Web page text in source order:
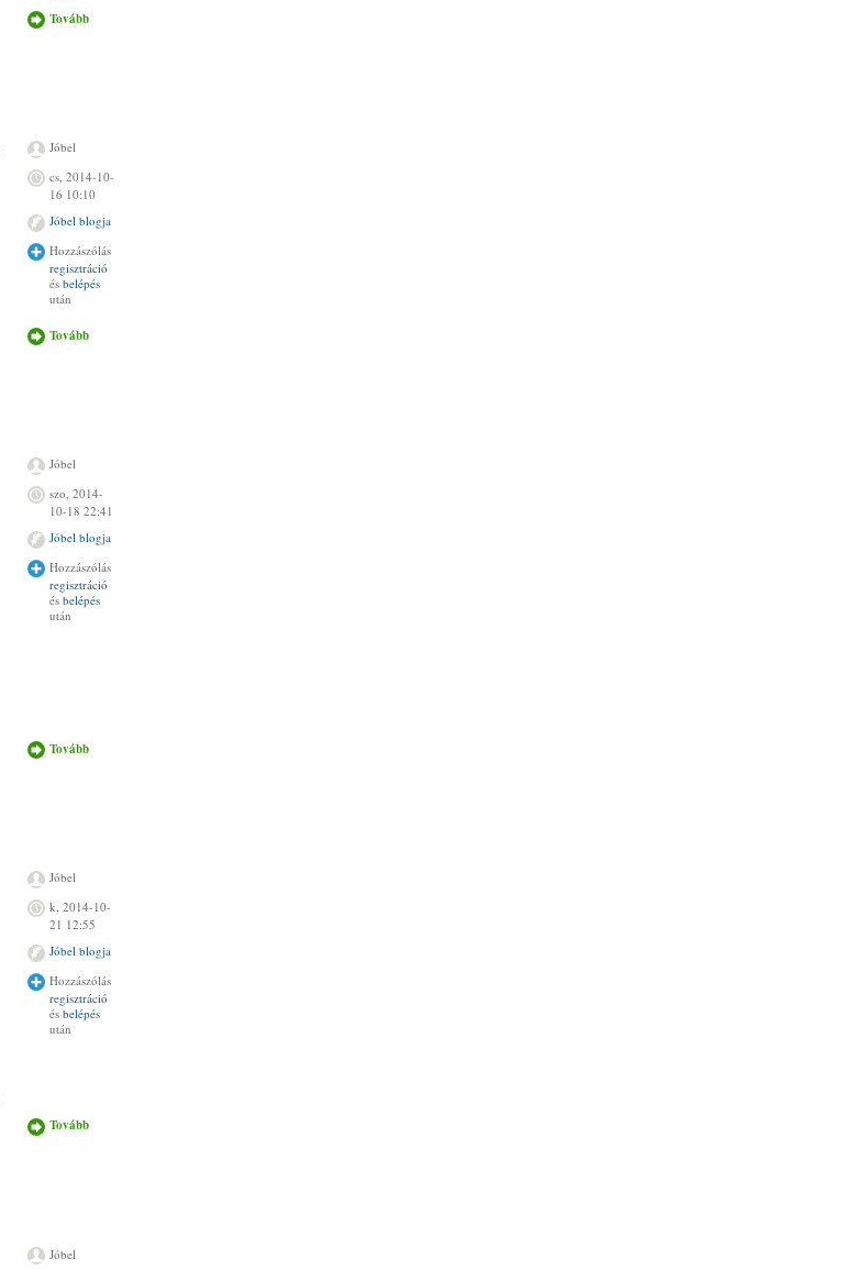
Tovább
Jóbel
cs, 2014-10-
16 10:10
Tovább
Jóbel blogja
Hozzászólás
regisztráció
és belépés
után
Jóbel
szo, 2014-
10-18 22:41
Tovább
Jóbel blogja
Hozzászólás
regisztráció
és belépés
után
Jóbel
k, 2014-10-
21 12:55
Tovább
Jóbel blogja
Hozzászólás
regisztráció
és belépés
után
Jóbel